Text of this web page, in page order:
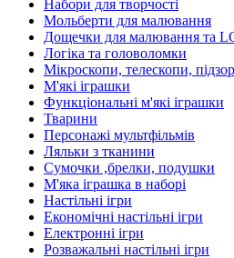
Набори для творчості
Мольберти для малювання
Дощечки для малювання та
Логіка та головоломки
Мікроскопи, телескопи,
М'які іграшки
Функціональні м'які іграшки
Тварини
Персонажі мультфільмів
Ляльки з тканини
Сумочки ,брелки, подушки
М'яка іграшка в наборі
Настільні ігри
Економічні настільні ігри
Електронні ігри
Розважальні настільні ігри